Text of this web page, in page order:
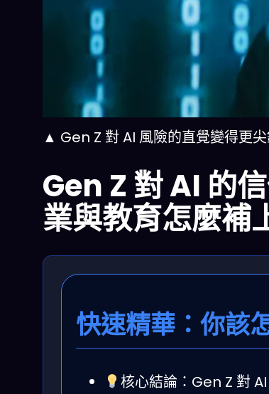
▲ Gen Z 對 AI 風險的直覺變得更
Gen Z 對 AI 的
業與教育怎麼補
快速精華：你該
核心結論：Gen Z 對